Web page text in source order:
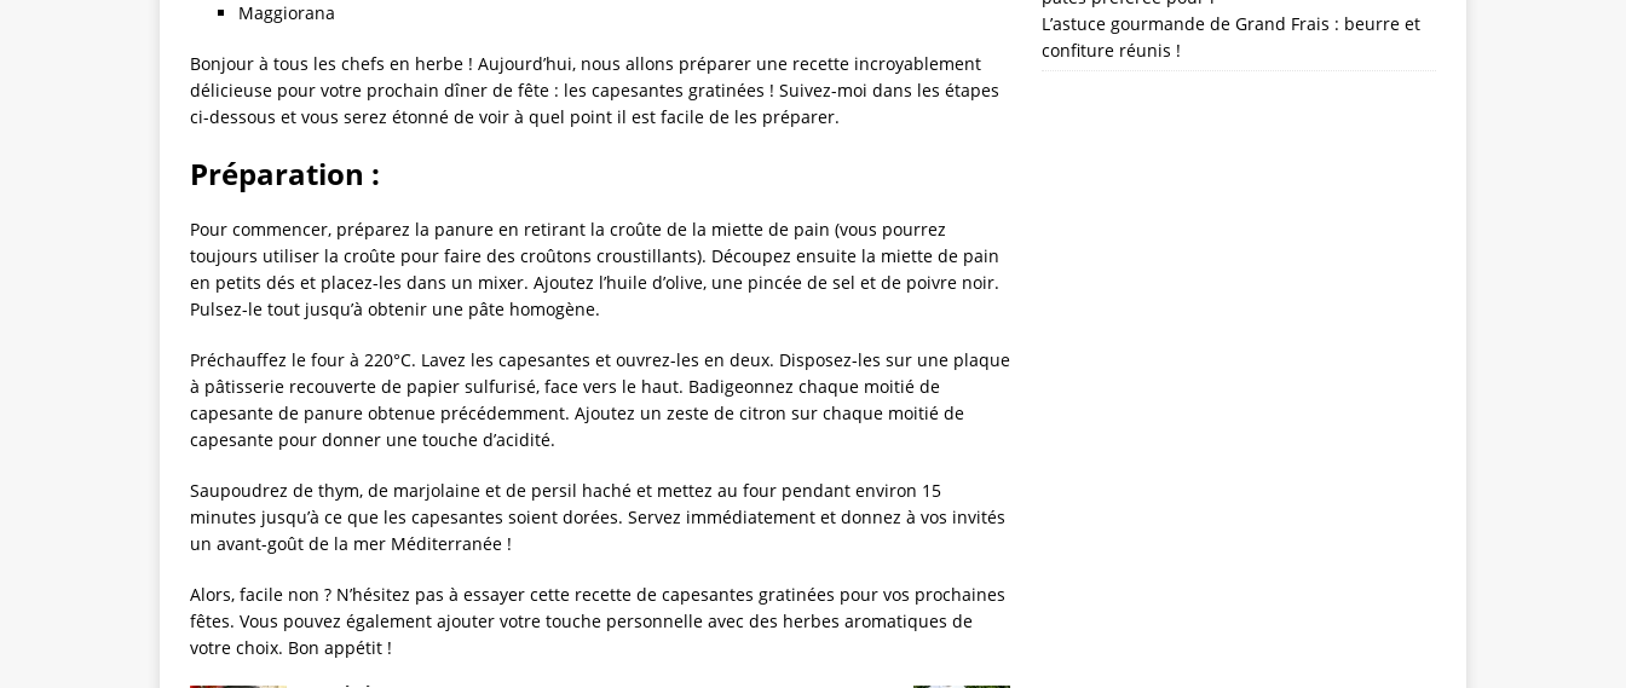
Maggiorana
Bonjour à tous les chefs en herbe ! Aujourd’hui, nous allons préparer une recette incroyablement
délicieuse pour votre prochain dîner de fête : les capesantes gratinées ! Suivez-moi dans les étapes
ci-dessous et vous serez étonné de voir à quel point il est facile de les préparer.
Préparation :
Pour commencer, préparez la panure en retirant la croûte de la miette de pain (vous pourrez
toujours utiliser la croûte pour faire des croûtons croustillants). Découpez ensuite la miette de pain
en petits dés et placez-les dans un mixer. Ajoutez l’huile d’olive, une pincée de sel et de poivre noir.
Pulsez-le tout jusqu’à obtenir une pâte homogène.
Préchauffez le four à 220°C. Lavez les capesantes et ouvrez-les en deux. Disposez-les sur une plaque
à pâtisserie recouverte de papier sulfurisé, face vers le haut. Badigeonnez chaque moitié de
capesante de panure obtenue précédemment. Ajoutez un zeste de citron sur chaque moitié de
capesante pour donner une touche d’acidité.
Saupoudrez de thym, de marjolaine et de persil haché et mettez au four pendant environ 15
minutes jusqu’à ce que les capesantes soient dorées. Servez immédiatement et donnez à vos invités
un avant-goût de la mer Méditerranée !
Alors, facile non ? N’hésitez pas à essayer cette recette de capesantes gratinées pour vos prochaines
fêtes. Vous pouvez également ajouter votre touche personnelle avec des herbes aromatiques de
votre choix. Bon appétit !
L’astuce gourmande de Grand Frais : beurre et
confiture réunis !